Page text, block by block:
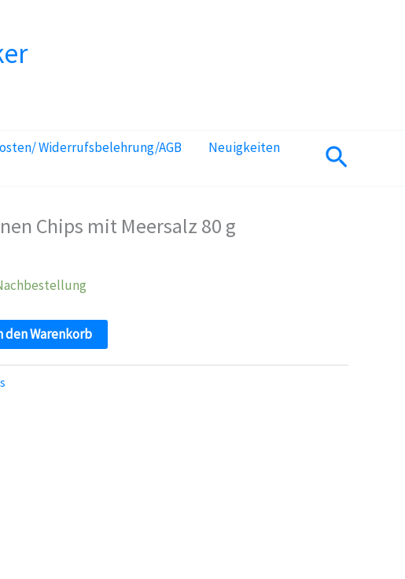
Widerrufsbelehrung/AGB
Neuigkeiten
Suchen
Chips mit Meersalz 80 g
den Warenkorb